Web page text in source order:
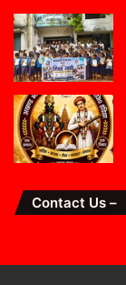
Contact Us –